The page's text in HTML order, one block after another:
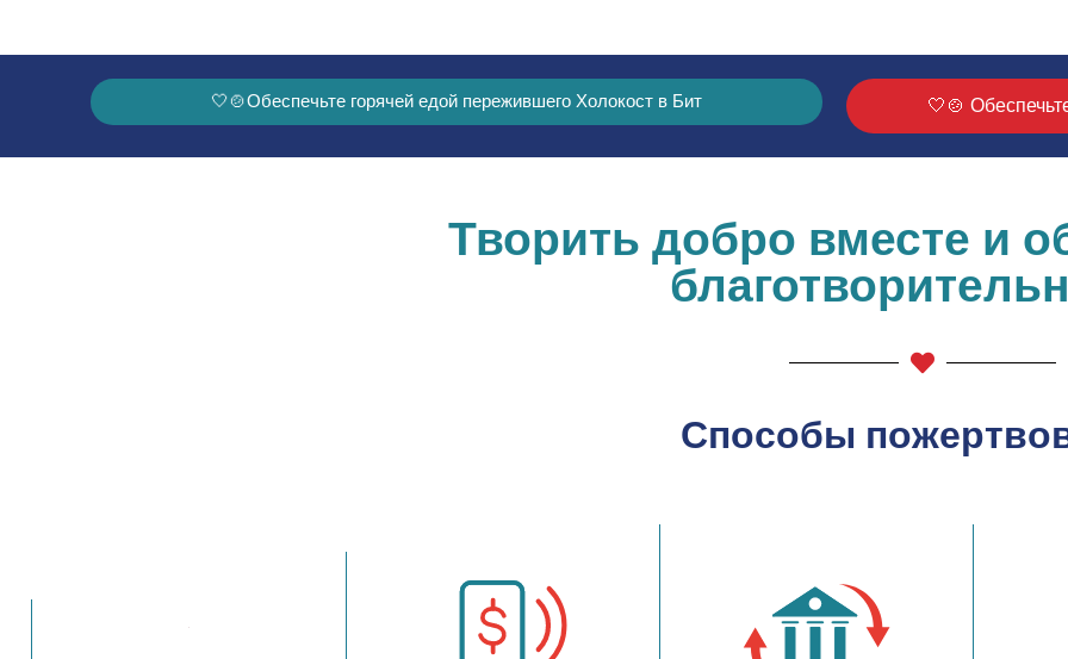
Обеспечьте горячей едой пережившего Холокост в Бит🍲🤍
Творить добро вместе и
Способы